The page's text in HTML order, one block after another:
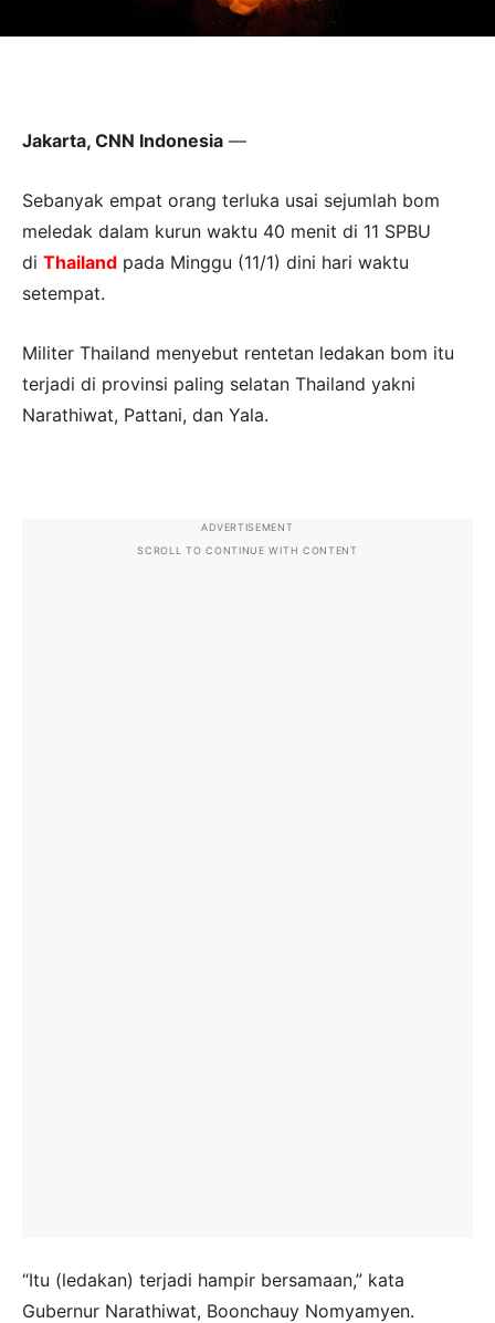
Jakarta, CNN Indonesia —
Sebanyak empat orang terluka usai sejumlah bom
meledak dalam kurun waktu 40 menit di 11 SPBU
di Thailand pada Minggu (11/1) dini hari waktu
setempat.
Militer Thailand menyebut rentetan ledakan bom itu
terjadi di provinsi paling selatan Thailand yakni
Narathiwat, Pattani, dan Yala.
ADVERTISEMENT
SCROLL TO CONTINUE WITH CONTENT
“Itu (ledakan) terjadi hampir bersamaan,” kata
Gubernur Narathiwat, Boonchauy Nomyamyen.